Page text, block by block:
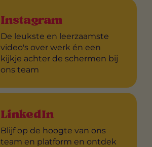
Instagram
De leukste en leerzaamste
video's over werk én een
kijkje achter de schermen bij
ons team
LinkedIn
Blijf op de hoogte van ons
team en platform en ontdek